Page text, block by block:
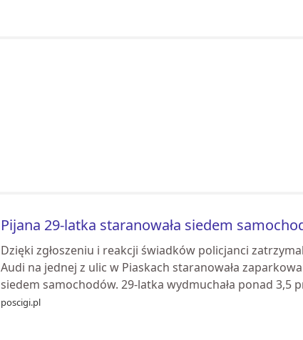
Pijana 29-latka staranowała siedem
Dzięki zgłoszeniu i reakcji świadków policjanci
Audi na jednej z ulic w Piaskach staranowała
siedem samochodów. 29-latka wydmuchała ponad 3,5
poscigi.pl